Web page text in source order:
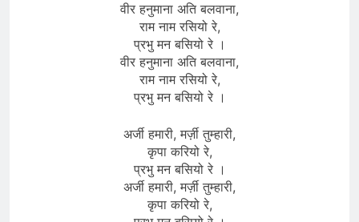
वीर हनुमाना अति बलवाना,
राम नाम रसियो रे,
प्रभु मन बसियो रे ।
वीर हनुमाना अति बलवाना,
राम नाम रसियो रे,
प्रभु मन बसियो रे ।
अर्जी हमारी, मर्ज़ी तुम्हारी,
कृपा करियो रे,
प्रभु मन बसियो रे ।
अर्जी हमारी, मर्ज़ी तुम्हारी,
कृपा करियो रे,